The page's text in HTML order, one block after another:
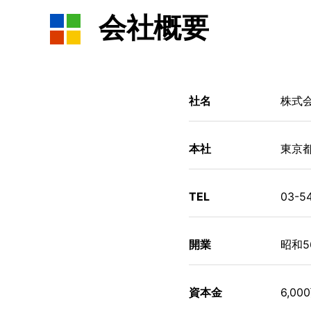
会社概要
社名 株式
本社 東京
TEL 03-
開業 昭和
資本金